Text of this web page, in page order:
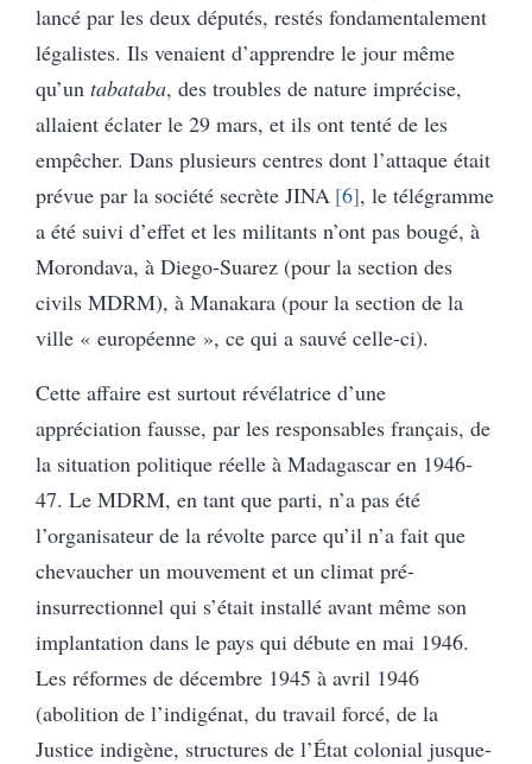
lancé par les deux députés, restés fondamentalement
légalistes. Ils venaient d’apprendre le jour même
qu’un tabataba, des troubles de nature imprécise,
allaient éclater le 29 mars, et ils ont tenté de les
empêcher. Dans plusieurs centres dont l’attaque était
prévue par la société secrète JINA 6 , le télégramme
a été suivi d’effet et les militants n’ont pas bougé, à
Morondava, à Diego-Suarez (pour la section des
civils MDRM), à Manakara (pour la section de la
ville « européenne », ce qui a sauvé celle-ci).
Cette affaire est surtout révélatrice d’une
appréciation fausse, par les responsables français, de
la situation politique réelle à Madagascar en 1946-
47. Le MDRM, en tant que parti, n’a pas été
l’organisateur de la révolte parce qu’il n’a fait que
chevaucher un mouvement et un climat pré-
insurrectionnel qui s’était installé avant même son
implantation dans le pays qui débute en mai 1946.
Les réformes de décembre 1945 à avril 1946
(abolition de l’indigénat, du travail forcé, de la
Justice indigène, structures de l’État colonial jusque-